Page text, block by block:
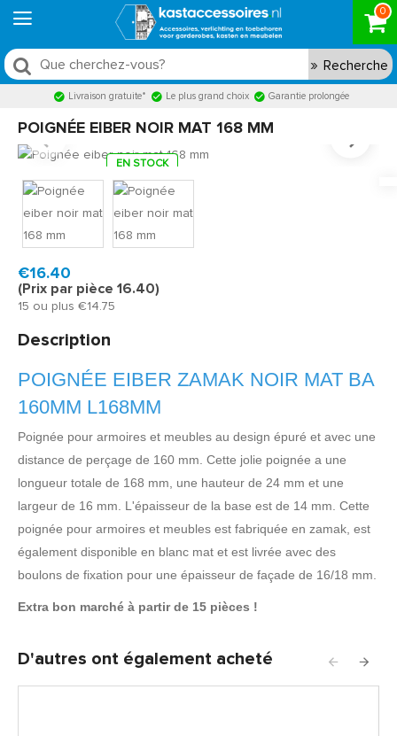
0
Recherche
Livraison gratuite* Le plus grand choix Garantie prolongée
POIGNÉE EIBER NOIR MAT 168 MM
EN STOCK
Livraison rapide, en 1 à 2 jours ouvrés
€16.40
(Prix par pièce 16.40)
15 ou plus €14.75
Description
POIGNÉE EIBER ZAMAK NOIR MAT BA
160MM L168MM
Poignée pour armoires et meubles au design épuré et avec une
distance de perçage de 160 mm. Cette jolie poignée a une
longueur totale de 168 mm, une hauteur de 24 mm et une
largeur de 16 mm. L'épaisseur de la base est de 14 mm. Cette
poignée pour armoires et meubles est fabriquée en zamak, est
également disponible en blanc mat et est livrée avec des
boulons de fixation pour une épaisseur de façade de 16/18 mm.
Extra bon marché à partir de 15 pièces !
D'autres ont également acheté